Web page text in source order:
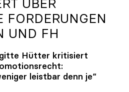
ÜBER
FORDERUNGEN
UND FH
Hütter kritisiert
leistbar denn je“